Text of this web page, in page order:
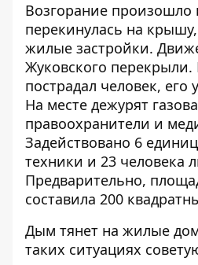
Возгорание произошло
перекинулась на
жилые застройки.
Жуковского
пострадал человек, его
На месте дежурят
правоохранители и
Задействовано 6
техники и 23 человека
Предварительно,
составила 200
Дым тянет на жилые
таких ситуациях